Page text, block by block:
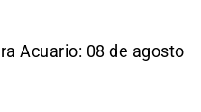
Acuario: 08 de agosto